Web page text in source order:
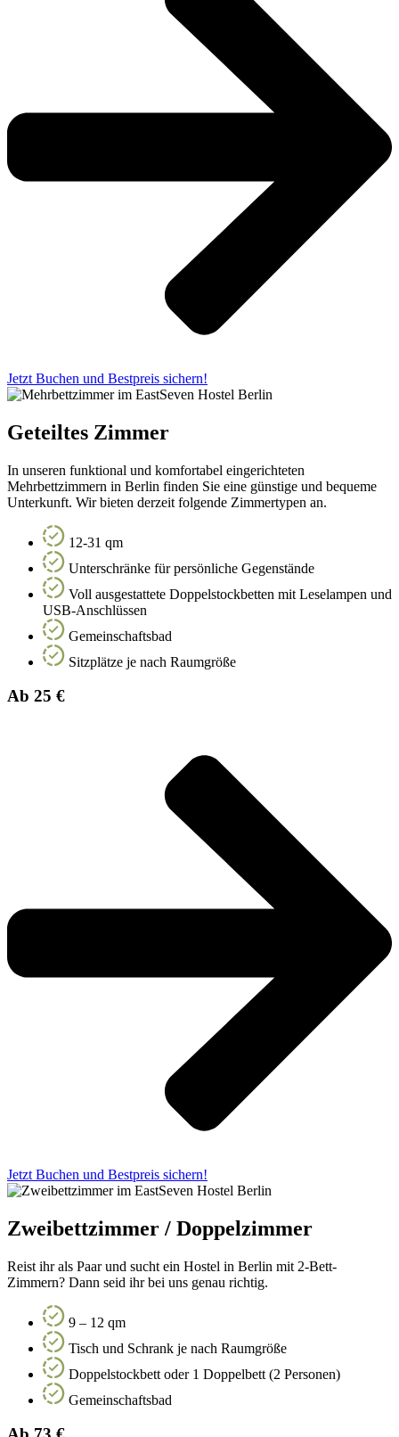
Jetzt Buchen und Bestpreis sichern!
Geteiltes Zimmer
In unseren funktional und komfortabel eingerichteten
Mehrbettzimmern in Berlin finden Sie eine günstige und bequeme
Unterkunft. Wir bieten derzeit folgende Zimmertypen an.
12-31 qm
Unterschränke für persönliche Gegenstände
Voll ausgestattete Doppelstockbetten mit Leselampen und
USB-Anschlüssen
Gemeinschaftsbad
Sitzplätze je nach Raumgröße
Ab 25 €
Jetzt Buchen und Bestpreis sichern!
Zweibettzimmer / Doppelzimmer
Reist ihr als Paar und sucht ein Hostel in Berlin mit 2-Bett-
Zimmern? Dann seid ihr bei uns genau richtig.
9 – 12 qm
Tisch und Schrank je nach Raumgröße
Doppelstockbett oder 1 Doppelbett (2 Personen)
Gemeinschaftsbad